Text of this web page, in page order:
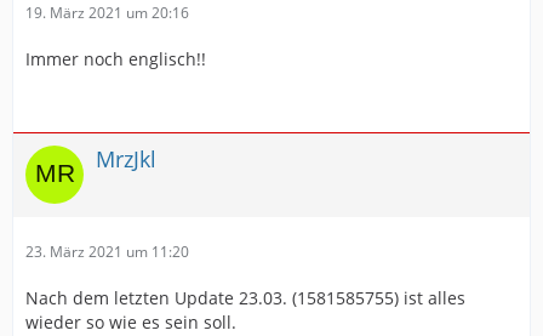
19. März 2021 um 20:16
Immer noch englisch!!
MrzJkl
23. März 2021 um 11:20
Nach dem letzten Update 23.03. (1581585755) ist alles
wieder so wie es sein soll.